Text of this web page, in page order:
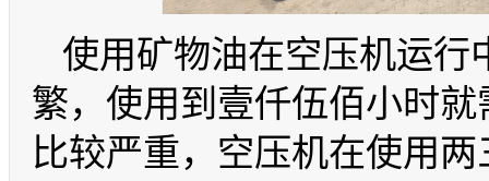
使用矿物油在空压机运行
繁，使用到壹仟伍佰小时
比较严重，空压机在使用